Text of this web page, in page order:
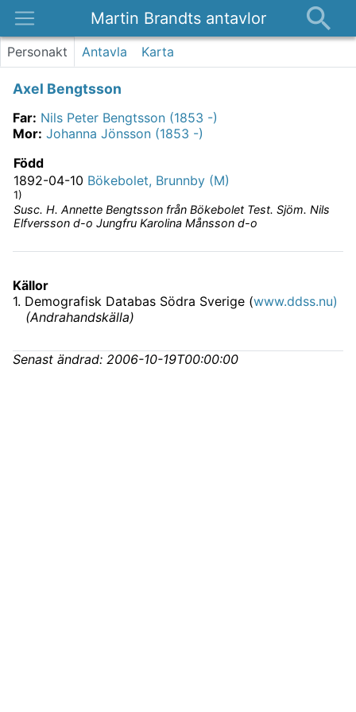
Martin Brandts antavlor
Platser
Kontakt
Personakt Antavla Karta
Axel Bengtsson
Far: Nils Peter Bengtsson (1853 -)
Mor: Johanna Jönsson (1853 -)
Född
1892-04-10 Bökebolet, Brunnby (M)
1)
Susc. H. Annette Bengtsson från Bökebolet Test. Sjöm. Nils
Elfversson d-o Jungfru Karolina Månsson d-o
Källor
1. Demografisk Databas Södra Sverige (www.ddss.nu)
(Andrahandskälla)
Senast ändrad: 2006-10-19T00:00:00